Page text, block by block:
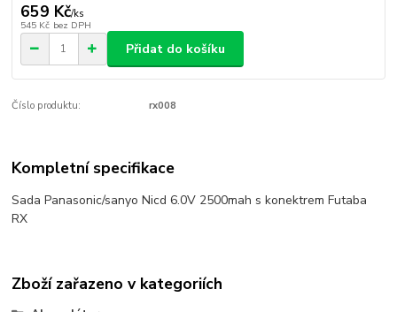
659 Kč/ks
545 Kč bez DPH
Přidat do košíku
Číslo produktu: rx008
Kompletní specifikace
Sada Panasonic/sanyo Nicd 6.0V 2500mah s konektrem Futaba
RX
Zboží zařazeno v kategoriích